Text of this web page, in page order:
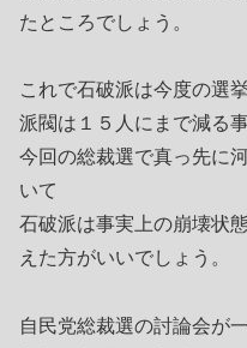
たところでしょう。
これで石破派は今度の選
派閥は１５人にまで減る
今回の総裁選で真っ先に
いて
石破派は事実上の崩壊状
えた方がいいでしょう。
自民党総裁選の討論会が